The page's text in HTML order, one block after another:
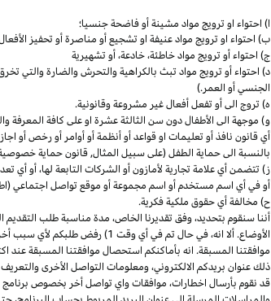
ا) احتواء او ترويج مواد مشينة أو فاضحة جنسيا؛
ب) احتواء او ترويج موادعنيفة او تشجيع أو مناصرة أو تحفيز
ج) احتواء أو ترويج موادخاطئة،خادعة،أو تشهيرية
د) احتواء أو ترويج مواد تبث بالكراهية والتحرش والضارة والتي
الجنسي أو العمر.)
ه) تروج الى أو تفعل أفعال غير مشروعة وقانونية.
و) موجهة الى الأطفال دون سن الثالثة عشرة او على كافة
أي قانون نافذ أو تعليمات او قواعد أو أنظمة أو أوامر أو رخص أو
بالنسبة الى حماية الطفل (على سبيل المثال, قانون حماية
ز) تتضمن أي علامة تجارية لأمازون أو الشركات التابعة لها،أو أي
أو في أي اسم مستخدم أو اسم مجموعة أو موقع تواصل اجتماعي
ح) مخالفة أي حقوق ملكية فكرية.
أننا سنقوم بتحديد،وفق تقديرنا الخاص، مدة مناسبة طلب التقديم
الأوضاع. ألا انه،في حال تم في أي وقت 1) رفض طلبكم لأي سبب
موافقتنا المسبقة. انه بأماكنكم استحصال موافقتنا المسبقة
ذلك عنوان بريدكم الالكتروني،ومعلومات التواصل الأخرى
قد نقوم بأرسال اخطارات، موافقات واي تواصل أخر بخصوص برنامج